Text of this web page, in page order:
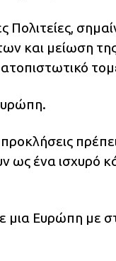
Πολιτείες,
και μείωση
ως ένα ισχυρό
μια Ευρώπη με